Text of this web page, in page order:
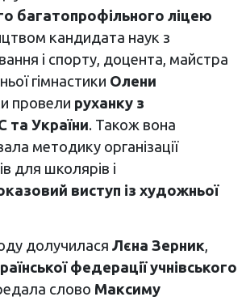
багатопрофільного ліцею
кандидата наук з
і спорту, доцента, майстра
гімнастики Олени
провели руханку з
та України. Також вона
методику організації
для школярів і
виступ із художньої
долучилася Лєна Зерник
федерації учнівського
слово Максиму